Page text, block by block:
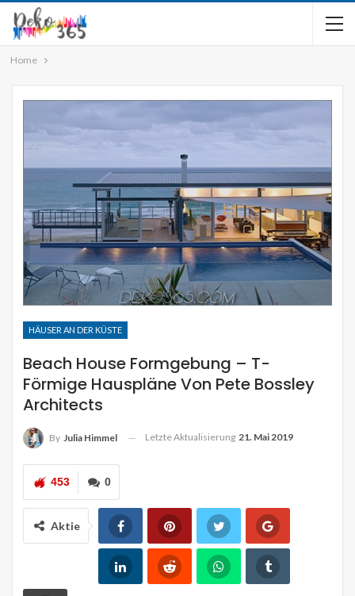
Home
HÄUSER AN DER KÜSTE
Beach House Formgebung – T-
Förmige Hauspläne Von Pete Bossley
Architects
By Julia Himmel Letzte Aktualisierung 21. Mai 2019
0
453
Aktie